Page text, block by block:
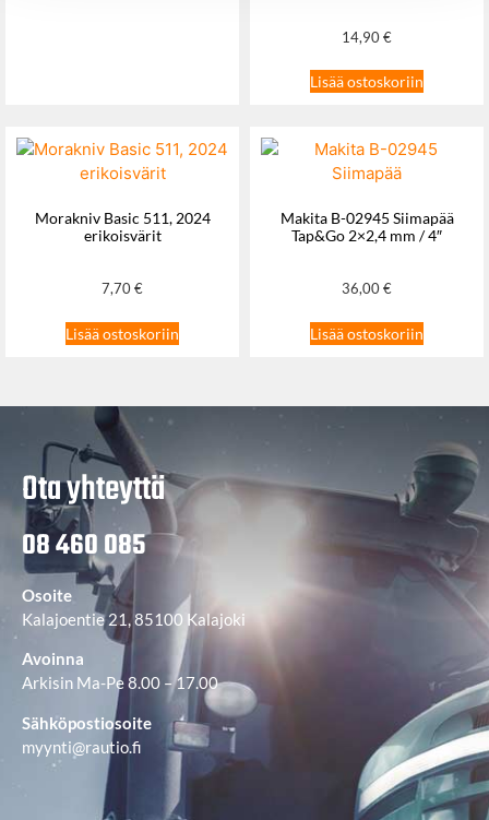
14,90€
Lisää ostoskoriin
Morakniv Basic 511, 2024
erikoisvärit
7,70€
Lisää ostoskoriin
Makita B-02945 Siimapää
Tap&Go 2×2,4 mm / 4″
36,00€
Lisää ostoskoriin
Ota yhteyttä
08 460 085
Osoite
Kalajoentie 21, 85100 Kalajoki
Avoinna
Arkisin Ma-Pe 8.00 – 17.00
Sähköpostiosoite
myynti@rautio.fi